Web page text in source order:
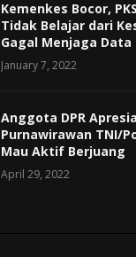
Kemenkes Bocor,
Tidak Belajar dari
Gagal Menjaga
January 7, 2022
Anggota DPR
Purnawirawan TNI/
Mau Aktif Berjuang
April 29, 2022